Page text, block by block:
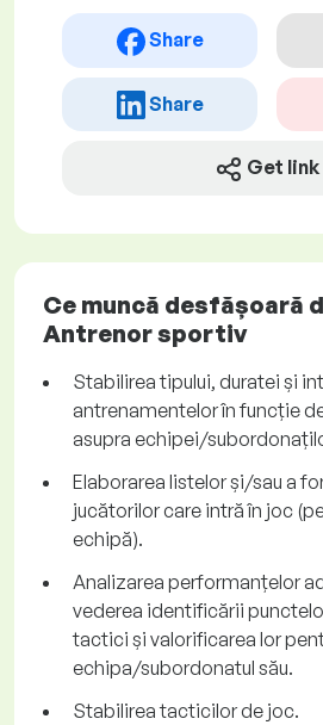
Share
Share
Get link
Ce muncă desfășoară
Antrenor sportiv
Stabilirea tipului, duratei și
antrenamentelor în funcție
asupra echipei/
Elaborarea listelor și/sau a
jucătorilor care intră în joc
echipă).
Analizarea performanțelor
vederea identificării
tactici și valorificarea lor
echipa/subordonatul său.
Stabilirea tacticilor de joc.